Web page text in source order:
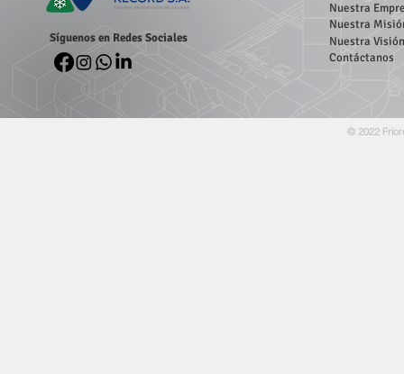
Síguenos en Redes Sociales
Nuestra
Nuestra
Nuestra Visión
Contáctanos
© 2022